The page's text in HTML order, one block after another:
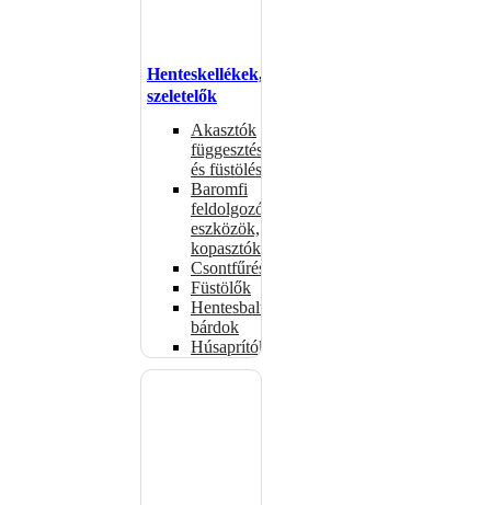
Henteskellékek,
szeletelők
Akasztók
függesztéshez
és füstöléshez
Baromfi
feldolgozó
eszközök,
kopasztók
Csontfűrészek
Füstölők
Hentesbalták,
bárdok
Húsaprítók